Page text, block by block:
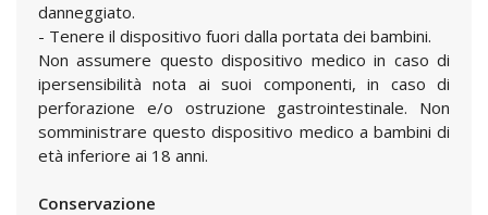
danneggiato.
- Tenere il dispositivo fuori dalla portata dei bambini.
Non assumere questo dispositivo medico in caso di
ipersensibilità nota ai suoi componenti, in caso di
perforazione e/o ostruzione gastrointestinale. Non
somministrare questo dispositivo medico a bambini di
età inferiore ai 18 anni.
Conservazione